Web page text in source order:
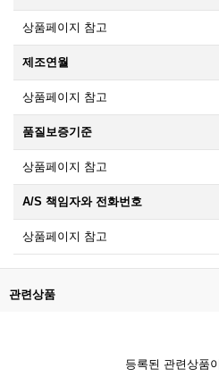
상품페이지 참고
제조연월
상품페이지 참고
품질보증기준
상품페이지 참고
A/S 책임자와 전화번호
상품페이지 참고
관련상품
등록된 관련상품